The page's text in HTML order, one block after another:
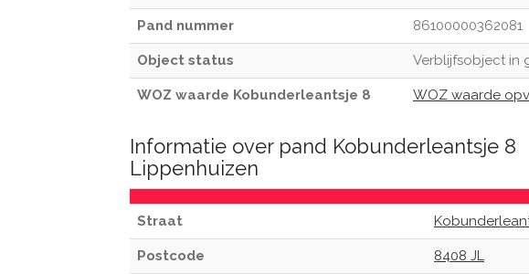
Pand nummer 86100000362081
Object status Verblijfsobject in
WOZ waarde Kobunderleantsje 8 WOZ waarde
Informatie over pand Kobunderleantsje 8
Lippenhuizen
Straat
Postcode 8408 JL